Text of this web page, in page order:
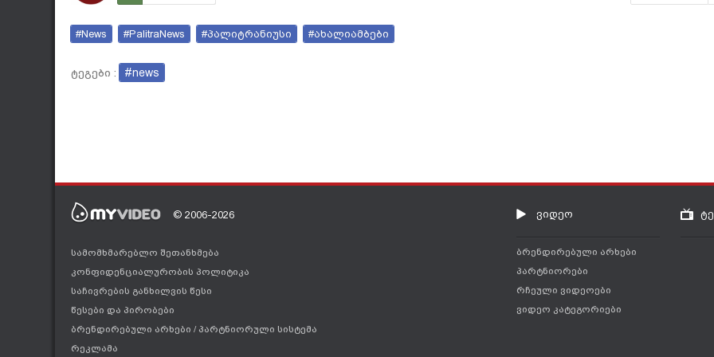
#News #PalitraNews #პალიტრანიუსი #ახალიამბები
ტეგები : #news
© 2006-2026
სამომხმარებლო შეთანხმება
კონფიდენციალურობის პოლიტიკა
საჩივრების განხილვის წესი
წესები და პირობები
ბრენდირებული არხები / პარტნიორული სისტემა
რეკლამა
ვიდეო
ბრენდირებული არხები
პარტნიორები
რჩეული ვიდეოები
ვიდეო კატეგორიები